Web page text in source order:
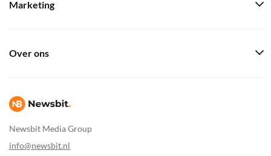
Newsbit Media Group
info@newsbit.nl
Marketing
Over ons